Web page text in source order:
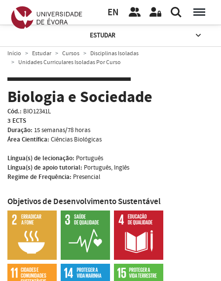
EN
ESTUDAR
Início Estudar Cursos
Disciplinas Isoladas
Unidades Curriculares Isoladas Por Curso
Biologia e Sociedade
Cód.: BIO12341L
3 ECTS
Duração: 15 semanas/78 horas
Área Científica: Ciências Biológicas
Língua(s) de lecionação: Português
Língua(s) de apoio tutorial: Português, Inglês
Regime de Frequência: Presencial
Objetivos de Desenvolvimento Sustentável